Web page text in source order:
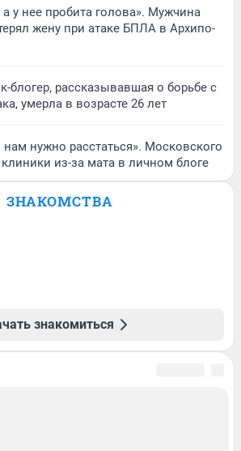
у нее пробита голова». Мужчина
жену при атаке БПЛА в Архипо-
блогер, рассказывавшая о борьбе с
умерла в возрасте 26 лет
нам нужно расстаться». Московского
из-за мата в личном блоге
ЗНАКОМСТВА
знакомиться